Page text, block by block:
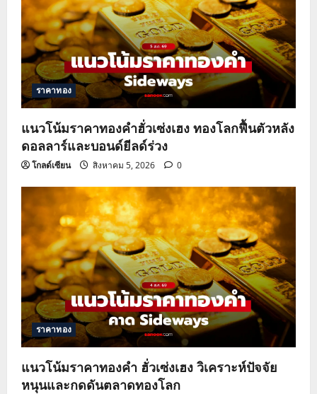
ราคาทอง
แนวโน้มราคาทองคำฮั่วเซ่งเฮง ทองโลกฟื้นตัวหลัง
ดอลลาร์และบอนด์ยีลด์ร่วง
โกลด์เซียน สิงหาคม 5, 2026 0
ราคาทอง
แนวโน้มราคาทองคำ ฮั่วเซ่งเฮง วิเคราะห์ปัจจัย
หนุนและกดดันตลาดทองโลก